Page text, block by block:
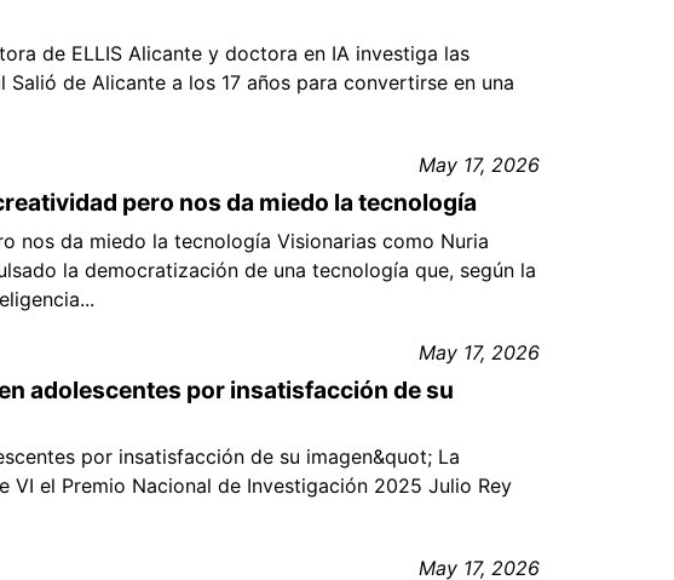
de ELLIS Alicante y doctora en IA investiga las
de Alicante a los 17 años para convertirse en una
May 17, 2026
pero nos da miedo la tecnología
nos da miedo la tecnología Visionarias como Nuria
la democratización de una tecnología que, según la
May 17, 2026
adolescentes por insatisfacción de su
por insatisfacción de su imagen&quot; La
VI el Premio Nacional de Investigación 2025 Julio Rey
May 17, 2026